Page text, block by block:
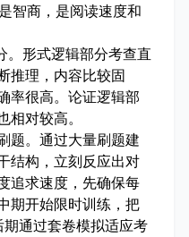
智商，是阅读速度和
。形式逻辑部分考查直
推理，内容比较固
率很高。论证逻辑部
对较高。
题。通过大量刷题建
构，立刻反应出对
追求速度，先确保每
期开始限时训练，把
通过套卷模拟适应考